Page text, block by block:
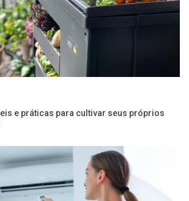
e práticas para cultivar seus próprios